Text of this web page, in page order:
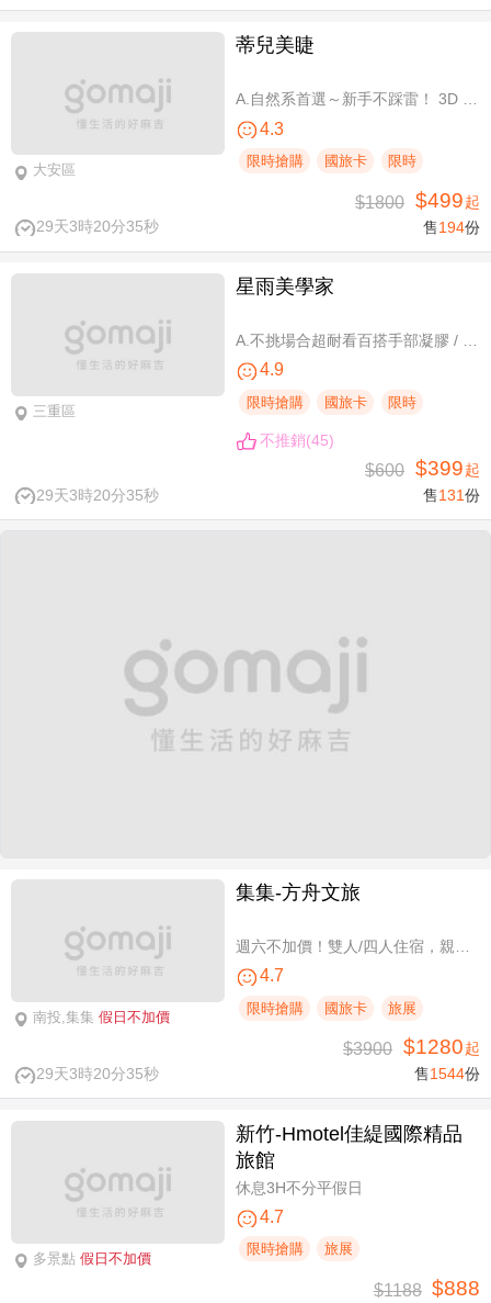
大安區
蒂兒美睫
A.自然系首選～新手不踩雷！ 3D 120根睫毛嫁接 / B.人氣熱銷款～回購率超高！新中式仙子款300根睫毛嫁接
4.3
限時搶購 國旅卡 限時
29天3時20分34秒
$1800 $499起
售194份
三重區
星雨美學家
4.9
限時搶購 國旅卡 限時
不推銷(45)
29天3時20分34秒
$600 $399起
售131份
南投,集集 假日不加價
集集-方舟文旅
4.7
限時搶購 國旅卡 旅展
29天3時20分34秒
$3900 $1280起
售1544份
多景點 假日不加價
新竹-Hmotel佳緹國際精品
旅館
休息3H不分平假日
4.7
限時搶購 旅展
$1188 $888